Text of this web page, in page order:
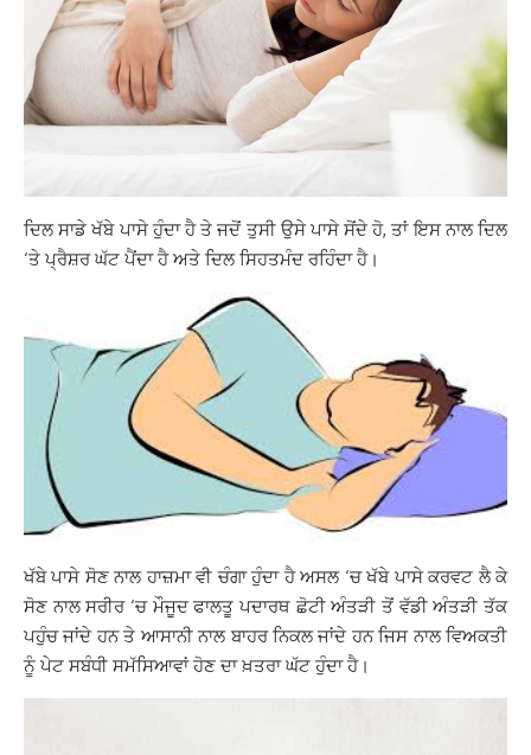
ਦਿਲ ਸਾਡੇ ਖੱਬੇ ਪਾਸੇ ਹੁੰਦਾ ਹੈ ਤੇ ਜਦੋਂ ਤੁਸੀ ਉਸੇ ਪਾਸੇ ਸੋਂਦੇ ਹੋ, ਤਾਂ ਇਸ ਨਾਲ ਦਿਲ
‘ਤੇ ਪ੍ਰੈਸ਼ਰ ਘੱਟ ਪੈਂਦਾ ਹੈ ਅਤੇ ਦਿਲ ਸਿਹਤਮੰਦ ਰਹਿੰਦਾ ਹੈ।
ਖੱਬੇ ਪਾਸੇ ਸੋਣ ਨਾਲ ਹਾਜ਼ਮਾ ਵੀ ਚੰਗਾ ਹੁੰਦਾ ਹੈ ਅਸਲ ‘ਚ ਖੱਬੇ ਪਾਸੇ ਕਰਵਟ ਲੈ ਕੇ
ਸੋਣ ਨਾਲ ਸਰੀਰ ‘ਚ ਮੌਜੂਦ ਫਾਲਤੂ ਪਦਾਰਥ ਛੋਟੀ ਅੰਤੜੀ ਤੋਂ ਵੱਡੀ ਅੰਤੜੀ ਤੱਕ
ਪਹੁੰਚ ਜਾਂਦੇ ਹਨ ਤੇ ਆਸਾਨੀ ਨਾਲ ਬਾਹਰ ਨਿਕਲ ਜਾਂਦੇ ਹਨ ਜਿਸ ਨਾਲ ਵਿਅਕਤੀ
ਨੂੰ ਪੇਟ ਸਬੰਧੀ ਸਮੱਸਿਆਵਾਂ ਹੋਣ ਦਾ ਖ਼ਤਰਾ ਘੱਟ ਹੁੰਦਾ ਹੈ।